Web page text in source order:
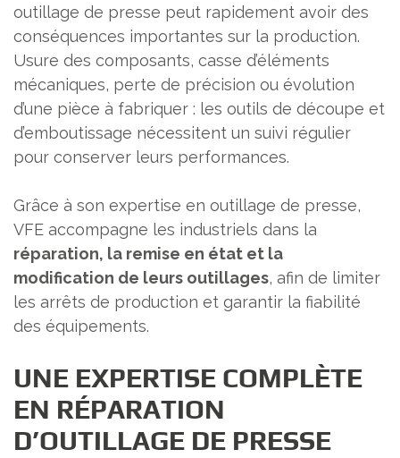
outillage de presse peut rapidement avoir des
conséquences importantes sur la production.
Usure des composants, casse d’éléments
mécaniques, perte de précision ou évolution
d’une pièce à fabriquer : les outils de découpe et
d’emboutissage nécessitent un suivi régulier
pour conserver leurs performances.
Grâce à son expertise en outillage de presse,
VFE accompagne les industriels dans la
réparation, la remise en état et la
modification de leurs outillages, afin de limiter
les arrêts de production et garantir la fiabilité
des équipements.
UNE EXPERTISE COMPLÈTE
EN RÉPARATION
D’OUTILLAGE DE PRESSE